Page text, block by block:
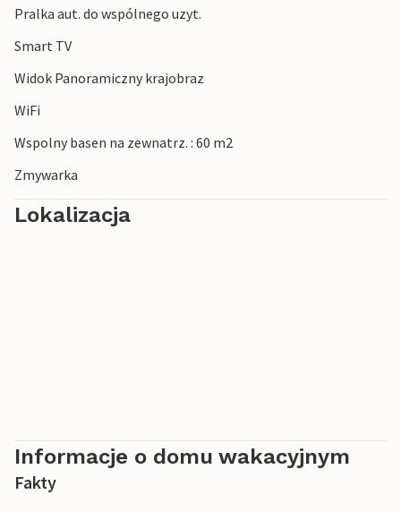
Pralka aut. do wspólnego uzyt.
Smart TV
Widok Panoramiczny krajobraz
WiFi
Wspolny basen na zewnatrz. : 60 m2
Zmywarka
Lokalizacja
Informacje o domu wakacyjnym
Fakty